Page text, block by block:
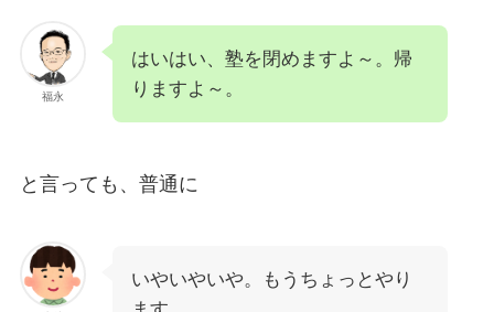
福永
はいはい、塾を閉めますよ～。帰
りますよ～。
と言っても、普通に
いやいやいや。もうちょっとやり